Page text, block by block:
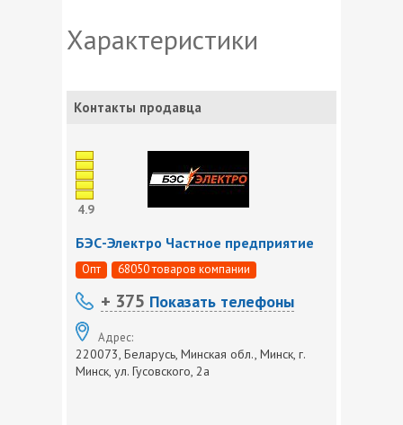
Характеристики
Контакты продавца
4.9
БЭС-Электро Частное предприятие
Опт 68050 товаров компании
+ 375 Показать телефоны
Адрес:
220073, Беларусь, Минская обл., Минск, г.
Минск, ул. Гусовского, 2а